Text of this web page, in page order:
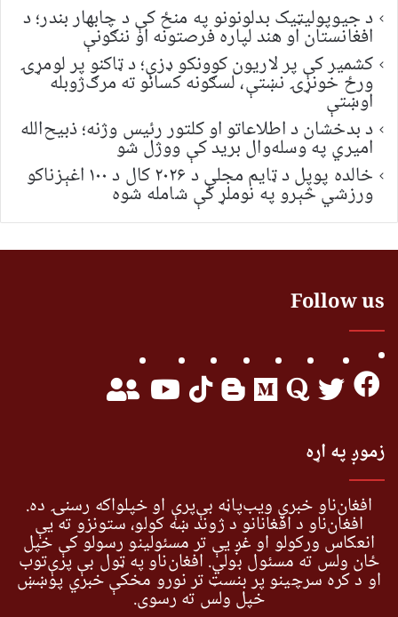
د جیوپولیټیک بدلونونو په منځ کې د چابهار بندر؛ د
افغانستان او هند لپاره فرصتونه او ننګونې
کشمیر کې پر لاریون کوونکو ډزې؛ د ټاکنو پر لومړۍ
ورځ خونړۍ نښتې، لسګونه کسانو ته مرګ‌ژوبله
اوښتې
د بدخشان د اطلاعاتو او کلتور رئیس وژنه؛ ذبیح‌الله
امیري په وسله‌وال برید کې ووژل شو
خالده پوپل د ټایم مجلې د ۲۰۲۶ کال د ۱۰۰ اغېزناکو
ورزشي څېرو په نوملړ کې شامله شوه
Follow us
زموږ په اړه
افغان‌ناو خبري ویب‌پاڼه بې‌پرې او خپلواکه رسنۍ ده.
افغان‌ناو د افغانانو د ژوند ښه کولو، ستونزو ته یې
انعکاس ورکولو او غږ یې تر مسئولینو رسولو کې خپل
ځان ولس ته مسئول بولي. افغان‌ناو په ټول بې پرې‌توب
او د کره سرچینو پر بنسټ تر نورو مخکې خبري پوښښ
خپل ولس ته رسوي.